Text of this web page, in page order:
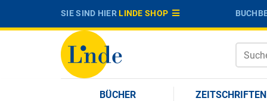
SIE SIND HIERLINDE SHOP
BÜCHER ZEITSCHRIFTEN